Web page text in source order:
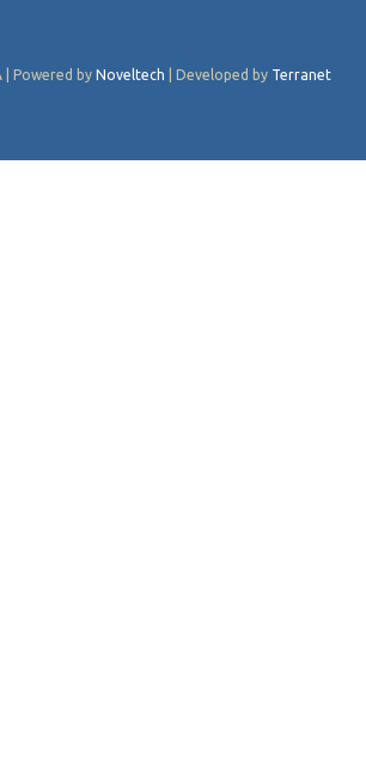
| Powered by Noveltech | Developed by Terranet